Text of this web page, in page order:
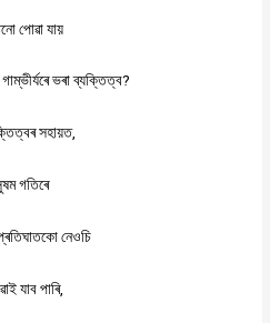
পোৱা যায়
গাম্ভীৰ্যৰে ভৰা ব্যক্তিত্ব?
সহায়ত,
গতিৰে
নেওচি
যাব পাৰি,